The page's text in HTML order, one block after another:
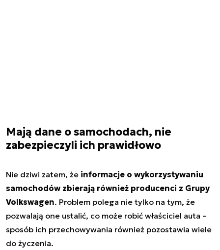
Mają dane o samochodach, nie
zabezpieczyli ich prawidłowo
Nie dziwi zatem, że informacje o wykorzystywaniu
samochodów zbierają również producenci z Grupy
Volkswagen. Problem polega nie tylko na tym, że
pozwalają one ustalić, co może robić właściciel auta –
sposób ich przechowywania również pozostawia wiele
do życzenia.